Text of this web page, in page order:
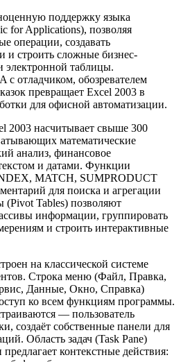
поддержку языка
for Applications), позволяя
операции, создавать
и строить сложные бизнес-
электронной таблицы.
отладчиком, обозревателем
превращает Excel 2003 в
для офисной автоматизации.
2003 насчитывает свыше 300
математические
анализ, финансовое
и датами. Функции
MATCH, SUMPRODUCT
для поиска и агрегации
Tables) позволяют
информации, группировать
и строить интерактивные
на классической системе
Строка меню (Файл, Правка,
Данные, Окно, Справка)
ко всем функциям программы.
— пользователь
создаёт собственные панели для
Область задач (Task Pane)
контекстные действия: